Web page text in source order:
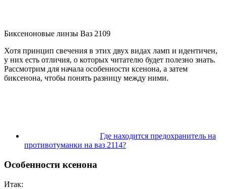
Биксеноновые линзы Ваз 2109
Хотя принцип свечения в этих двух видах ламп и идентичен,
у них есть отличия, о которых читателю будет полезно знать.
Рассмотрим для начала особенности ксенона, а затем
биксенона, чтобы понять разницу между ними.
Где находится предохранитель на
противотуманки на ваз 2114?
Особенности ксенона
Итак: